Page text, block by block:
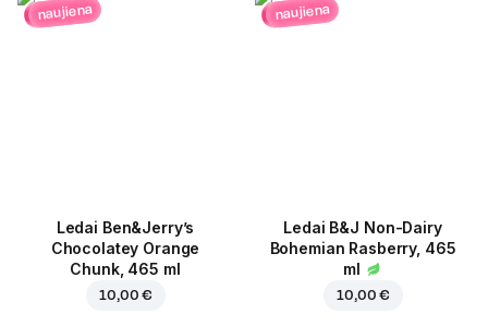
naujiena
Ledai Ben&Jerry’s
Chocolatey Orange
Chunk, 465 ml
10,00 €
naujiena
Ledai B&J Non-Dairy
Bohemian Rasberry, 465
ml
10,00 €